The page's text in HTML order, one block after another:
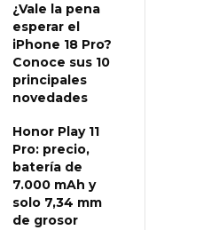
¿Vale la pena
esperar el
iPhone 18 Pro?
Conoce sus 10
principales
novedades
Honor Play 11
Pro: precio,
batería de
7.000 mAh y
solo 7,34 mm
de grosor